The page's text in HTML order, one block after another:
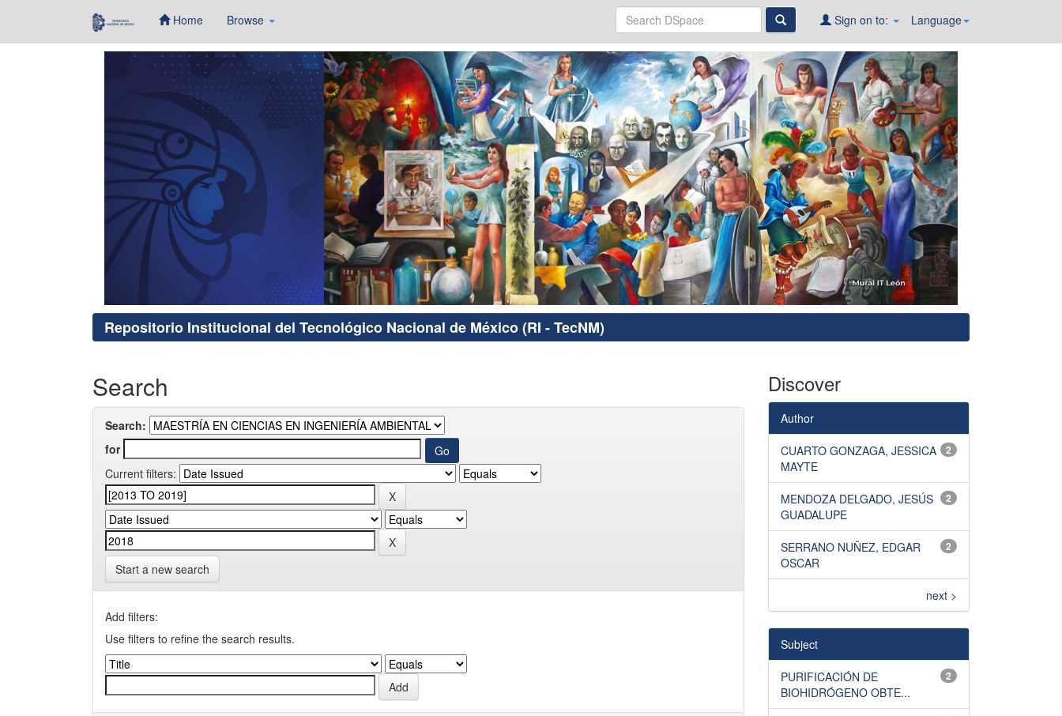
Home Browse Language
Sign on to:
Repositorio Institucional del Tecnológico Nacional de México (RI - TecNM)
Search
Search:
for
Current filters:
Start a new search
Add filters:
Use filters to refine the search results.
Discover
Author
2
CUARTO GONZAGA, JESSICA
MAYTE
2
MENDOZA DELGADO, JESÚS
GUADALUPE
2
SERRANO NUÑEZ, EDGAR
OSCAR
next >
Subject
2
PURIFICACIÓN DE
BIOHIDRÓGENO OBTE...